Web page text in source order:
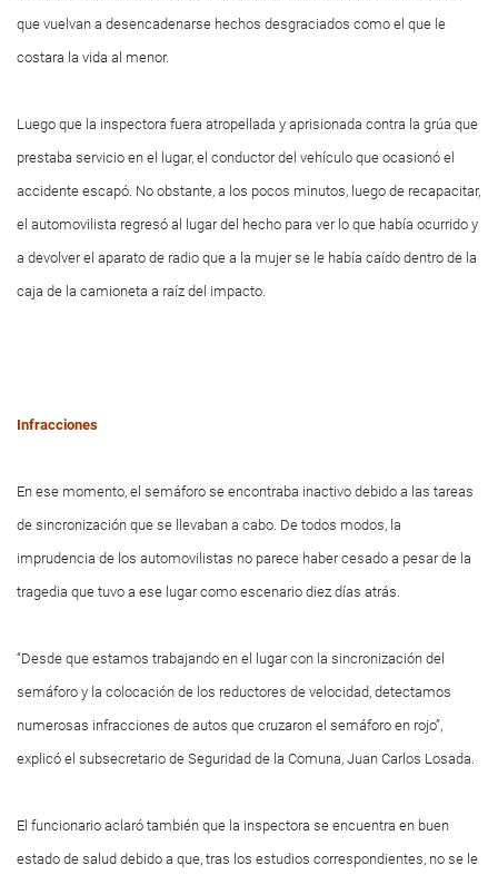
que vuelvan a desencadenarse hechos desgraciados como el que le
costara la vida al menor.
Luego que la inspectora fuera atropellada y aprisionada contra la grúa que
prestaba servicio en el lugar, el conductor del vehículo que ocasionó el
accidente escapó. No obstante, a los pocos minutos, luego de recapacitar,
el automovilista regresó al lugar del hecho para ver lo que había ocurrido y
a devolver el aparato de radio que a la mujer se le había caído dentro de la
caja de la camioneta a raíz del impacto.
Infracciones
En ese momento, el semáforo se encontraba inactivo debido a las tareas
de sincronización que se llevaban a cabo. De todos modos, la
imprudencia de los automovilistas no parece haber cesado a pesar de la
tragedia que tuvo a ese lugar como escenario diez días atrás.
“Desde que estamos trabajando en el lugar con la sincronización del
semáforo y la colocación de los reductores de velocidad, detectamos
numerosas infracciones de autos que cruzaron el semáforo en rojo”,
explicó el subsecretario de Seguridad de la Comuna, Juan Carlos Losada.
El funcionario aclaró también que la inspectora se encuentra en buen
estado de salud debido a que, tras los estudios correspondientes, no se le